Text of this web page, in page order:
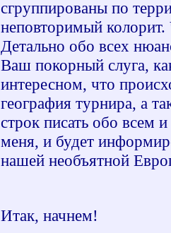
сгруппированы по
неповторимый
Детально обо всех
Ваш покорный слуга,
интересном, что
география турнира, а
строк писать обо всем
меня, и будет
нашей необъятной
Итак, начнем!